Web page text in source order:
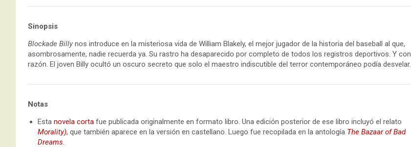
Sinopsis
Blockade Billy nos introduce en la misteriosa vida de William Blakely, el mejor jugador de la historia del baseball al que,
asombrosamente, nadie recuerda ya. Su rastro ha desaparecido por completo de todos los registros deportivos. Y con
razón. El joven Billy ocultó un oscuro secreto que solo el maestro indiscutible del terror contemporáneo podía desvelar.
Notas
Esta novela corta fue publicada originalmente en formato libro. Una edición posterior de ese libro incluyó el relato
Morality), que también aparece en la versión en castellano. Luego fue recopilada en la antología The Bazaar of Bad
Dreams.